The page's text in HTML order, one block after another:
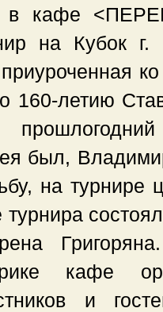
кафе
на Кубок г.
160-летию
был,
на турнире
кафе
и